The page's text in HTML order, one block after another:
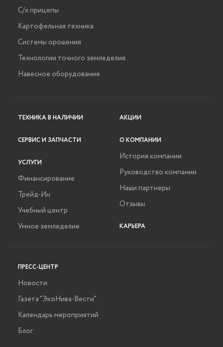
С/х прицепы
Картофельная техника
Системы орошения
Технологии точного земледелия
Навесное оборудование
ТЕХНИКА В НАЛИЧИИ
СЕРВИС И ЗАПЧАСТИ
УСЛУГИ
Финансирование
Трейд-Ин
Учебный центр
Умное земледелие
АКЦИИ
О КОМПАНИИ
История компании
Руководство компании
Наши партнеры
Отзывы
КАРЬЕРА
ПРЕСС-ЦЕНТР
Новости
Газета "ЭкоНива-Вести"
Календарь мероприятий
Блог